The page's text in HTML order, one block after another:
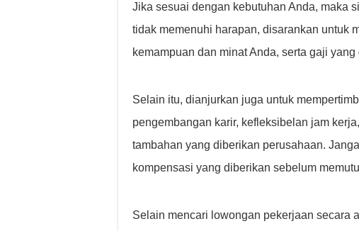
Jika sesuai dengan kebutuhan Anda, maka
tidak memenuhi harapan, disarankan untuk
kemampuan dan minat Anda, serta gaji
Selain itu, dianjurkan juga untuk
pengembangan karir, kefleksibelan jam
tambahan yang diberikan perusahaan.
kompensasi yang diberikan sebelum
Selain mencari lowongan pekerjaan secara